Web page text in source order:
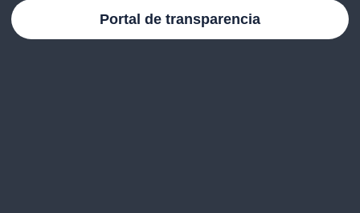
Portal de transparencia